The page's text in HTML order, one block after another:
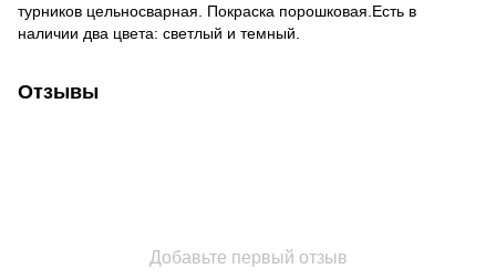
турников цельносварная. Покраска порошковая.Есть в
наличии два цвета: светлый и темный.
Отзывы
Добавьте первый отзыв